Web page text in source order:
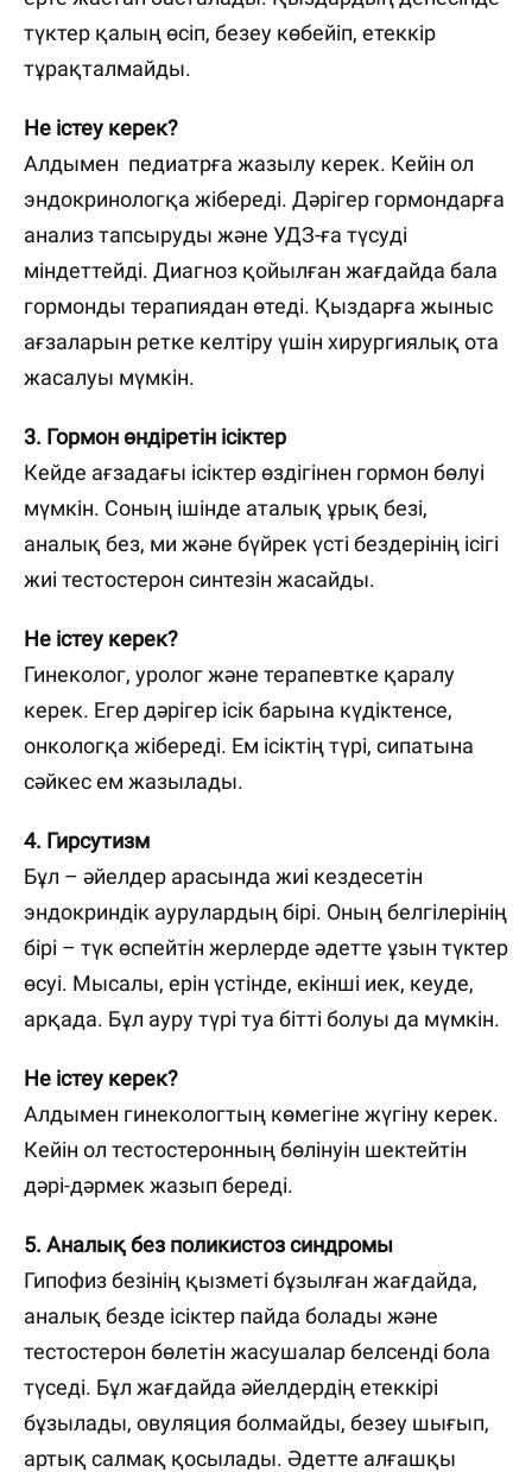
түктер қалың өсіп, безеу көбейіп, етеккір
тұрақталмайды.
Не істеу керек?
Алдымен педиатрға жазылу керек. Кейін ол
эндокринологқа жібереді. Дәрігер гормондарға
анализ тапсыруды және УДЗ-ға түсуді
міндеттейді. Диагноз қойылған жағдайда бала
гормонды терапиядан өтеді. Қыздарға жыныс
ағзаларын ретке келтіру үшін хирургиялық ота
жасалуы мүмкін.
3. Гормон өндіретін ісіктер
Кейде ағзадағы ісіктер өздігінен гормон бөлуі
мүмкін. Соның ішінде аталық ұрық безі,
аналық без, ми және бүйрек үсті бездерінің ісігі
жиі тестостерон синтезін жасайды.
Не істеу керек?
Гинеколог, уролог және терапевтке қаралу
керек. Егер дәрігер ісік барына күдіктенсе,
онкологқа жібереді. Ем ісіктің түрі, сипатына
сәйкес ем жазылады.
4. Гирсутизм
Бұл – әйелдер арасында жиі кездесетін
эндокриндік аурулардың бірі. Оның белгілерінің
бірі – түк өспейтін жерлерде әдетте ұзын түктер
өсуі. Мысалы, ерін үстінде, екінші иек, кеуде,
арқада. Бұл ауру түрі туа бітті болуы да мүмкін.
Не істеу керек?
Алдымен гинекологтың көмегіне жүгіну керек.
Кейін ол тестостеронның бөлінуін шектейтін
дәрі-дәрмек жазып береді.
5. Аналық без поликистоз синдромы
Гипофиз безінің қызметі бұзылған жағдайда,
аналық безде ісіктер пайда болады және
тестостерон бөлетін жасушалар белсенді бола
түседі. Бұл жағдайда әйелдердің етеккірі
бұзылады, овуляция болмайды, безеу шығып,
артық салмақ қосылады. Әдетте алғашқы